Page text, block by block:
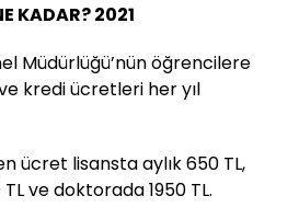
KADAR? 2021
Müdürlüğü’nün öğrencilere
kredi ücretleri her yıl
ücret lisansta aylık 650 TL,
ve doktorada 1950 TL.